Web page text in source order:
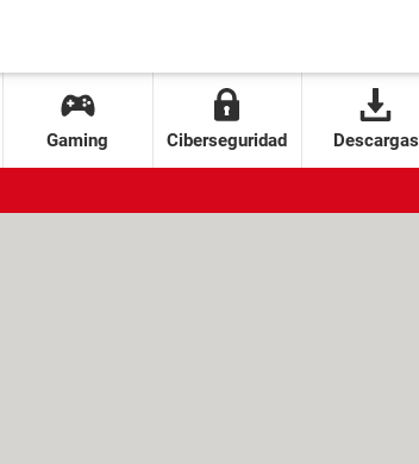
Gaming Ciberseguridad Descargas